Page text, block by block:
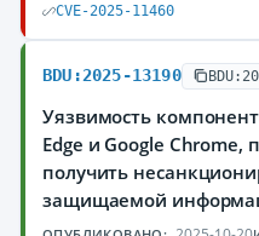
CVE-2025-11460
BDU:2025-13190
Уязвимость
Edge и Google
получить
защищаемой